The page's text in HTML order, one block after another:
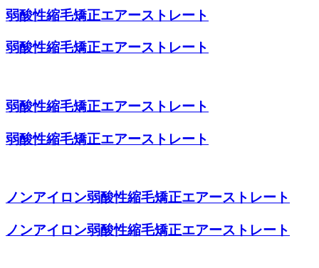
弱酸性縮毛矯正エアーストレート
弱酸性縮毛矯正エアーストレート
弱酸性縮毛矯正エアーストレート
弱酸性縮毛矯正エアーストレート
ノンアイロン弱酸性縮毛矯正エアーストレート
ノンアイロン弱酸性縮毛矯正エアーストレート